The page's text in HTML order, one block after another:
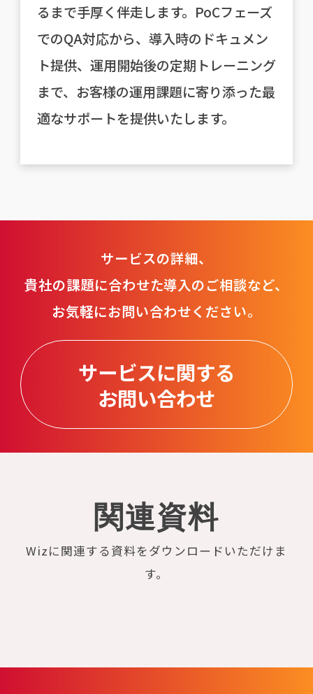
るまで手厚く伴走します。PoCフェーズ
でのQA対応から、導入時のドキュメン
ト提供、運用開始後の定期トレーニング
まで、お客様の運用課題に寄り添った最
適なサポートを提供いたします。
サービスの詳細、
貴社の課題に合わせた導入のご相談など、
お気軽にお問い合わせください。
サービスに関する
お問い合わせ
関連資料
Wizに関連する資料をダウンロードいただけま
す。